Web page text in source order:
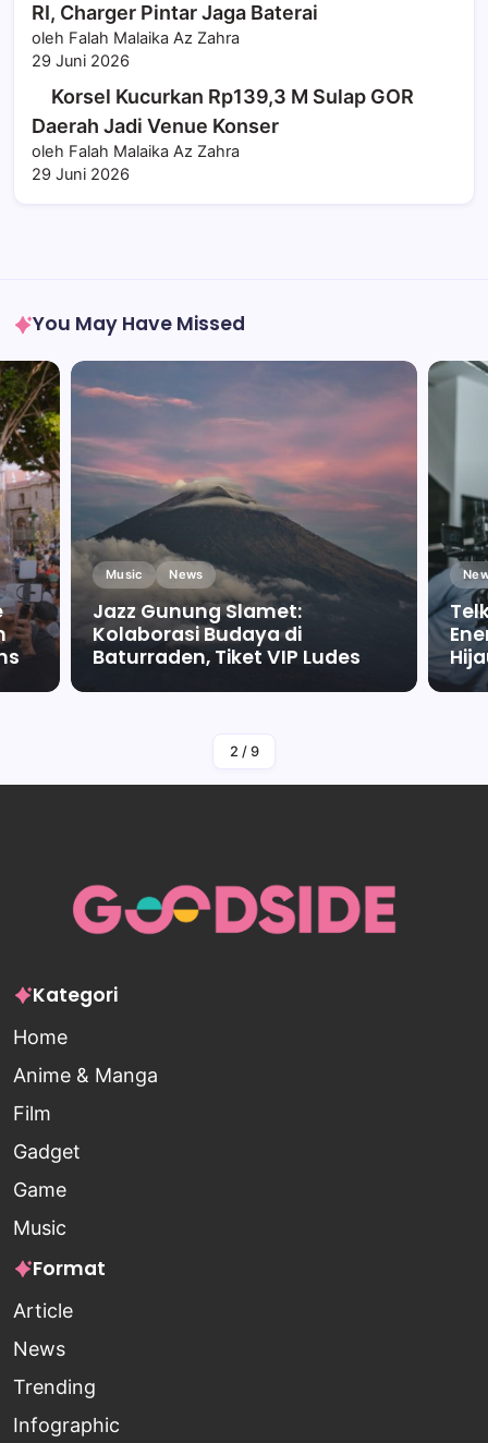
RI, Charger Pintar Jaga Baterai
oleh Falah Malaika Az Zahra
29 Juni 2026
Korsel Kucurkan Rp139,3 M Sulap GOR
Daerah Jadi Venue Konser
oleh Falah Malaika Az Zahra
29 Juni 2026
You May Have Missed
Music News
Jazz Gunung Slamet:
Kolaborasi Budaya di
Baturraden, Tiket VIP Ludes
2 / 9
Kategori
Home
Anime & Manga
Film
Gadget
Game
Music
Format
Article
News
Trending
Infographic